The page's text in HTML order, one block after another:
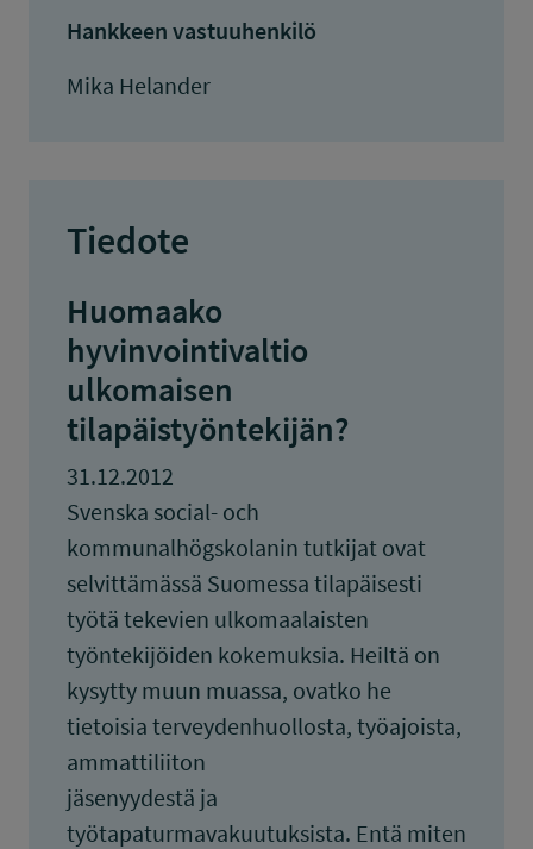
Hankkeen vastuuhenkilö
Mika Helander
Tiedote
Huomaako
hyvinvointivaltio
ulkomaisen
tilapäistyöntekijän?
31.12.2012
Svenska social- och
kommunalhögskolanin tutkijat ovat
selvittämässä Suomessa tilapäisesti
työtä tekevien ulkomaalaisten
työntekijöiden kokemuksia. Heiltä on
kysytty muun muassa, ovatko he
tietoisia terveydenhuollosta, työajoista,
ammattiliiton
jäsenyydestä ja
työtapaturmavakuutuksista. Entä miten